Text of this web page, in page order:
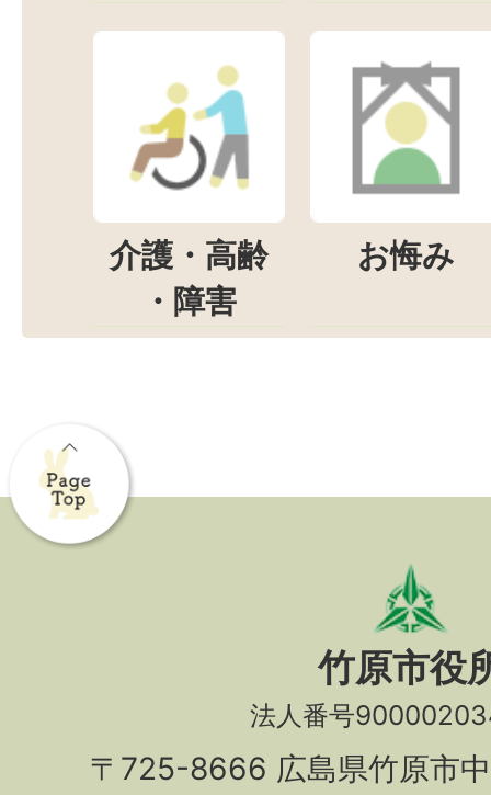
介護・高齢
・障害
お悔み
竹原市役
法人番号
〒725-8666 広島県竹原市